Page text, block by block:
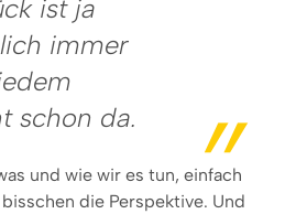
ist ja
immer
schon da.
und wie wir es tun, einfach
die Perspektive. Und